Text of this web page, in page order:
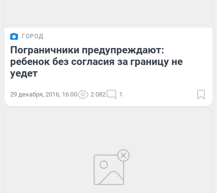
ГОРОД
Пограничники предупреждают:
ребенок без согласия за границу не
уедет
29 декабря, 2016, 16:00 2 082 1